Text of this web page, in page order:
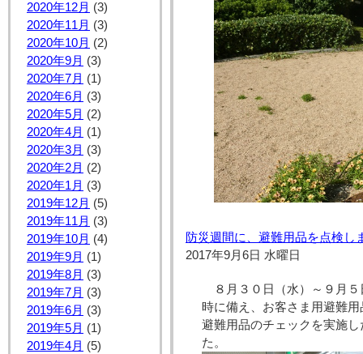
2020年12月 (3)
2020年11月 (3)
2020年10月 (2)
2020年9月 (3)
2020年7月 (1)
2020年6月 (3)
2020年5月 (2)
2020年4月 (1)
2020年3月 (3)
2020年2月 (2)
2020年1月 (3)
2019年12月 (5)
2019年11月 (3)
2019年10月 (4)
2019年9月 (1)
2019年8月 (3)
2019年7月 (3)
2019年6月 (3)
2019年5月 (1)
2019年4月 (5)
防災週間に、避難用品を点検し
2017年9月6日 水曜日
８月３０日（水）～９月
時に備え、お客さま用避難
避難用品のチェックを実施
た。